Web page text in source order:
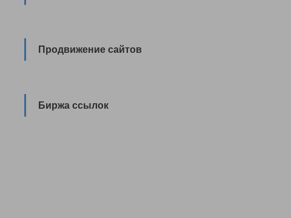
Продвижение сайтов
Биржа ссылок